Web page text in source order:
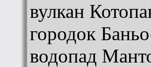
вулкан
городок
водопад